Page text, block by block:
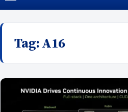
Menu
Tag:A16